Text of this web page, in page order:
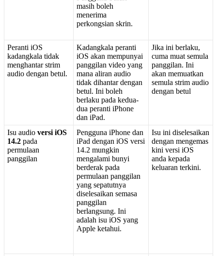
masih boleh
menerima
perkongsian skrin.
Peranti iOS
kadangkala tidak
menghantar strim
audio dengan betul.
Kadangkala peranti
iOS akan mempunyai
panggilan video yang
mana aliran audio
tidak dihantar dengan
betul. Ini boleh
berlaku pada kedua-
dua peranti iPhone
dan iPad.
Jika ini berlaku,
cuma muat semula
panggilan. Ini
akan memuatkan
semula strim audio
dengan betul
Isu audio versi iOS
14.2 pada
permulaan
panggilan
Pengguna iPhone dan
iPad dengan iOS versi
14.2 mungkin
mengalami bunyi
berderak pada
permulaan panggilan
yang sepatutnya
diselesaikan semasa
panggilan
berlangsung. Ini
adalah isu iOS yang
Apple ketahui.
Isu ini diselesaikan
dengan mengemas
kini versi iOS
anda kepada
keluaran terkini.